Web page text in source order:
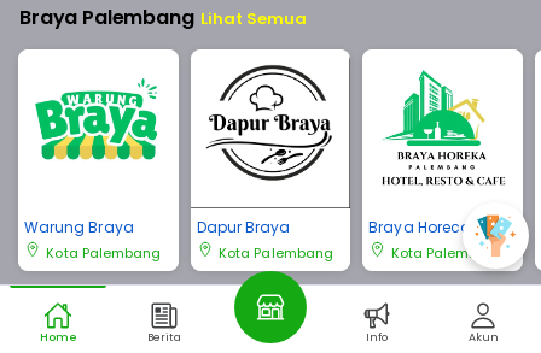
Braya Palembang Lihat Semua
Warung Braya
Kota Palembang
Dapur Braya
Kota Palembang
Braya Horeca Pale
mbang
Kota Palembang
Braya Bali Lihat Semua
Home Berita Info Akun